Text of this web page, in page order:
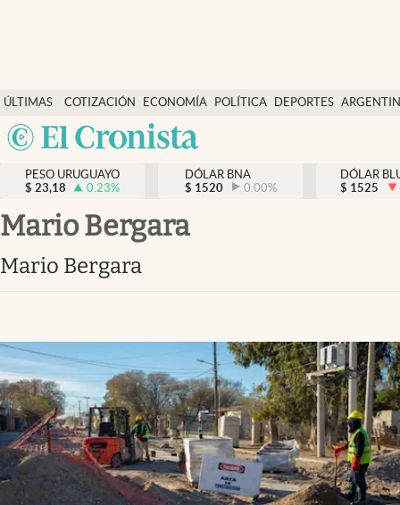
ÚLTIMAS
NOTICIAS
COTIZACIÓN
DÓLAR
ECONOMÍA POLÍTICA DEPORTES
México
Actualidad
Economía
PolíticaPESO URUGUAYO
$ 23,18 0.23%
DÓLAR BNA
$ 1520 0.00%
DÓLAR
$ 1525
Mario Bergara
Mario Bergara